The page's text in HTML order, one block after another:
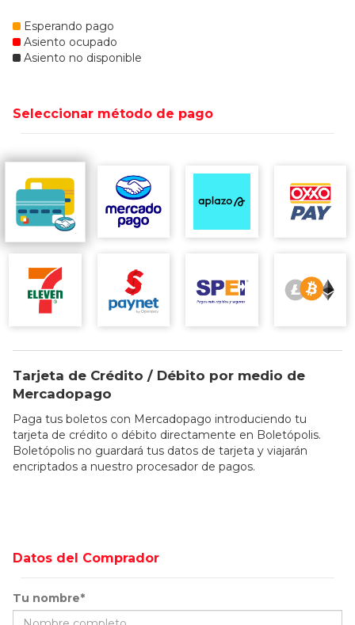
Esperando pago
Asiento ocupado
Asiento no disponible
Seleccionar método de pago
Tarjeta de Crédito / Débito por medio de
Mercadopago
Paga tus boletos con Mercadopago introduciendo tu
tarjeta de crédito o débito directamente en Boletópolis.
Boletópolis no guardará tus datos de tarjeta y viajarán
encriptados a nuestro procesador de pagos.
Datos del Comprador
Tu nombre*